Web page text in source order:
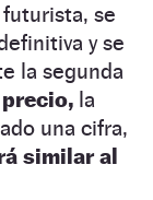
se
y se
la segunda
precio, la
una cifra,
similar al